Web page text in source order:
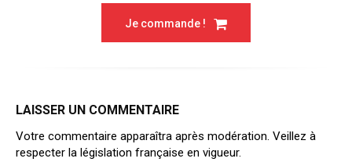
Je commande !
LAISSER UN COMMENTAIRE
Votre commentaire apparaîtra après modération. Veillez à
respecter la législation française en vigueur.